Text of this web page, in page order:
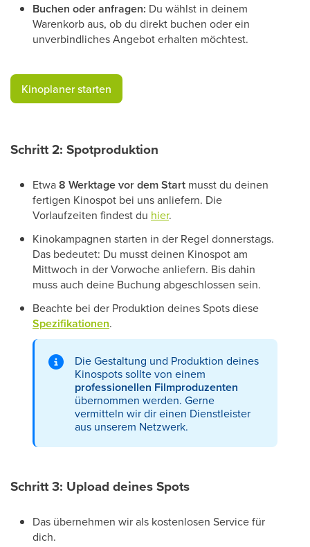
Buchen oder anfragen: Du wählst in deinem
Warenkorb aus, ob du direkt buchen oder ein
unverbindliches Angebot erhalten möchtest.
​Kinoplaner starten​
Schritt 2: Spotproduktion
Etwa8 Werktage vor dem Start musst du deinen
fertigen Kinospot bei uns anliefern. Die
Vorlaufzeiten findest du hier.
Kinokampagnen starten in der Regel donnerstags.
Das bedeutet: Du musst deinen Kinospot am
Mittwoch in der Vorwoche anliefern. Bis dahin
muss auch deine Buchung abgeschlossen sein.
Beachte bei der Produktion deines Spots diese
Spezifikationen.
Die Gestaltung und Produktion deines
Kinospots sollte von einem
professionellen Filmproduzenten
übernommen werden. Gerne
vermitteln wir dir einen Dienstleister
aus unserem Netzwerk.
Schritt 3: Upload deines Spots
Das übernehmen wir als kostenlosen Service für
dich.